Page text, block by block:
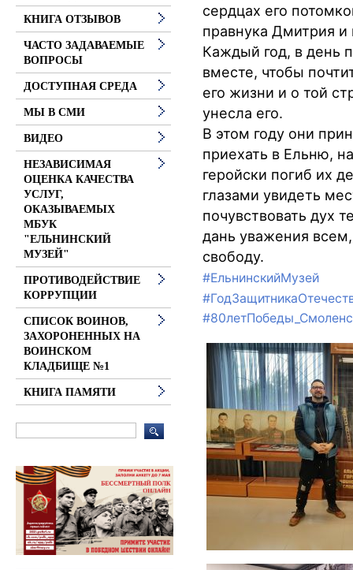
сердцах его
правнука Дмитрия
Каждый год, в день
вместе, чтобы
его жизни и о той
унесла его.
В этом году они
приехать в Ельню,
геройски погиб их
глазами увидеть
почувствовать дух
дань уважения
свободу.
#ЕльнинскийМузей
КНИГА ОТЗЫВОВ
ЧАСТО ЗАДАВАЕМЫЕ
ВОПРОСЫ
ДОСТУПНАЯ СРЕДА
МЫ В СМИ
ВИДЕО
НЕЗАВИСИМАЯ
ОЦЕНКА КАЧЕСТВА
УСЛУГ,
ОКАЗЫВАЕМЫХ
МБУК
"ЕЛЬНИНСКИЙ
МУЗЕЙ"
ПРОТИВОДЕЙСТВИЕ
КОРРУПЦИИ
СПИСОК ВОИНОВ,
ЗАХОРОНЕННЫХ НА
ВОИНСКОМ
КЛАДБИЩЕ №1
КНИГА ПАМЯТИ